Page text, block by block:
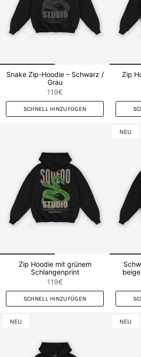
Snake Zip-Hoodie – Schwarz /
Grau
119€
SCHNELL HINZUFÜGEN
Zip
Zip Hoodie mit grünem
Schlangenprint
119€
SCHNELL HINZUFÜGEN
NEU
NEU NEU